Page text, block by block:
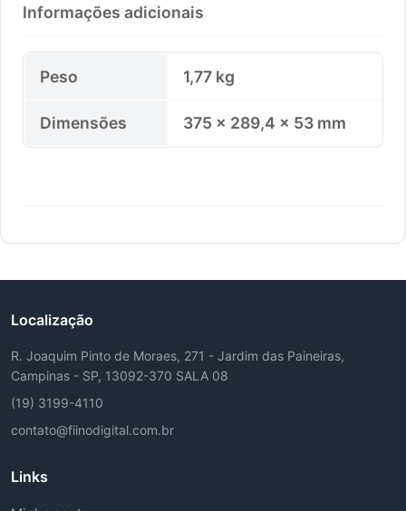
Informações adicionais
Peso 1,77 kg
Dimensões 375 × 289,4 × 53 mm
Localização
R. Joaquim Pinto de Moraes, 271 - Jardim das Paineiras,
Campinas - SP, 13092-370 SALA 08
(19) 3199-4110
contato@fiinodigital.com.br
Links